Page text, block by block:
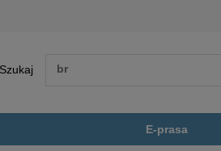
Szukaj
E-prasa